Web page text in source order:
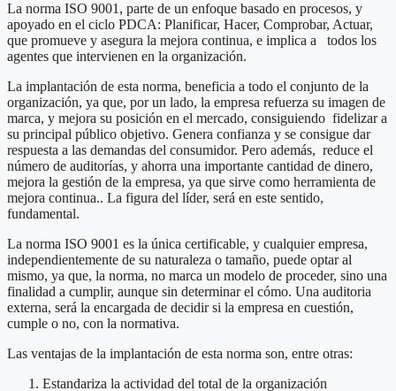
La norma ISO 9001, parte de un enfoque basado en procesos, y
apoyado en el ciclo PDCA: Planificar, Hacer, Comprobar, Actuar,
que promueve y asegura la mejora continua, e implica a todos los
agentes que intervienen en la organización.
La implantación de esta norma, beneficia a todo el conjunto de la
organización, ya que, por un lado, la empresa refuerza su imagen de
marca, y mejora su posición en el mercado, consiguiendo fidelizar a
su principal público objetivo. Genera confianza y se consigue dar
respuesta a las demandas del consumidor. Pero además, reduce el
número de auditorías, y ahorra una importante cantidad de dinero,
mejora la gestión de la empresa, ya que sirve como herramienta de
mejora continua.. La figura del líder, será en este sentido,
fundamental.
La norma ISO 9001 es la única certificable, y cualquier empresa,
independientemente de su naturaleza o tamaño, puede optar al
mismo, ya que, la norma, no marca un modelo de proceder, sino una
finalidad a cumplir, aunque sin determinar el cómo. Una auditoria
externa, será la encargada de decidir si la empresa en cuestión,
cumple o no, con la normativa.
Las ventajas de la implantación de esta norma son, entre otras:
Estandariza la actividad del total de la organización